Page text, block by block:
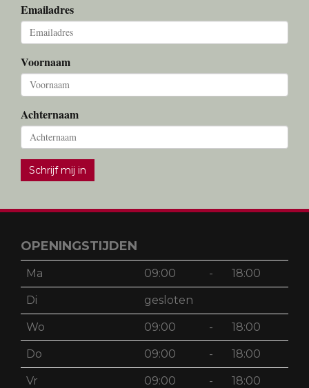
Emailadres
Voornaam
Achternaam
Schrijf mij in
OPENINGSTIJDEN
Ma 09:00 - 18:00
Di gesloten
Wo 09:00 - 18:00
Do 09:00 - 18:00
Vr 09:00 - 18:00